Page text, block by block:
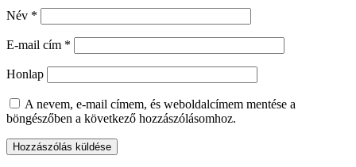
Név *
E-mail cím *
Honlap
A nevem, e-mail címem, és weboldalcímem mentése a
böngészőben a következő hozzászólásomhoz.